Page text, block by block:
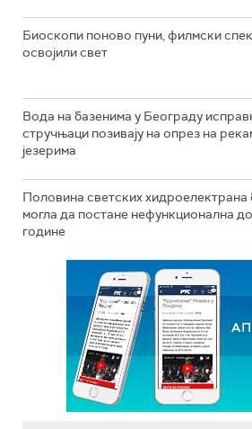
Биоскопи поново пуни, филмски
освојили свет
Вода на базенима у Београду
стручњаци позивају на опрез на
језерима
Половина светских хидроелектрана
могла да постане нефункционална
године